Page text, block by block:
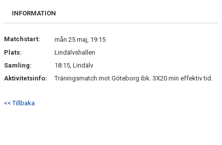
KONTAKT
INFORMATION
Matchstart:
mån 25 maj, 19:15
Plats:
Lindälvshallen
Samling:
18:15, Lindälv
Aktivitetsinfo:
Träningsmatch mot Göteborg ibk. 3X20 min effektiv tid.
<< Tillbaka